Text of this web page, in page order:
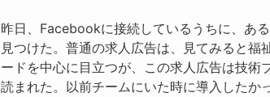
昨日、Facebookに接続しているうちに、あ
見つけた。普通の求人広告は、見てみると福
ードを中心に目立つが、この求人広告は技術
読まれた。以前チームにいた時に導入したか